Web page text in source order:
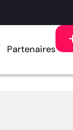
Partenaires